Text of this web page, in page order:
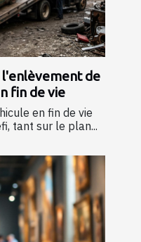
de
fin de vie
en fin de vie
tant sur le plan...